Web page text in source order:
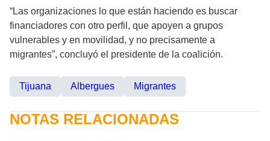
“Las organizaciones lo que están haciendo es buscar
financiadores con otro perfil, que apoyen a grupos
vulnerables y en movilidad, y no precisamente a
migrantes”, concluyó el presidente de la coalición.
Tijuana Albergues Migrantes
NOTAS RELACIONADAS